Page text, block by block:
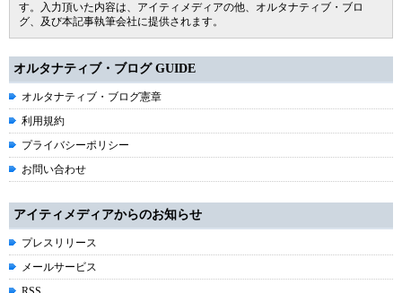
す。入力頂いた内容は、アイティメディアの他、オルタナティブ・ブロ
グ、及び本記事執筆会社に提供されます。
オルタナティブ・ブログ GUIDE
オルタナティブ・ブログ憲章
利用規約
プライバシーポリシー
お問い合わせ
アイティメディアからのお知らせ
プレスリリース
メールサービス